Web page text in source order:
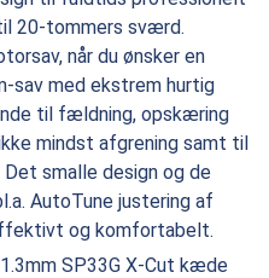
20-tommers sværd.
når du ønsker en
sav med ekstrem hurtig
til fældning, opskæring
mindst afgrening samt til
smalle design og de
AutoTune justering af
og komfortabelt.
SP33G X-Cut kæde